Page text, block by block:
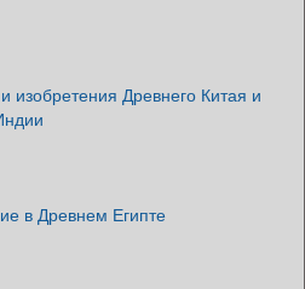
изобретения Древнего Китая и
в Древнем Египте